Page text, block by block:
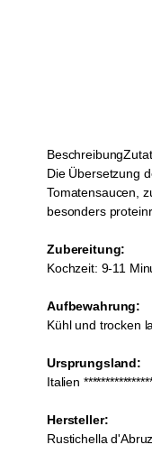
Beschreibung
Die Übersetzung
Tomatensaucen,
besonders
Zubereitung:
Kochzeit: 9-11
Aufbewahrung:
Kühl und trocken
Ursprungsland:
Italien
Hersteller:
Rustichella